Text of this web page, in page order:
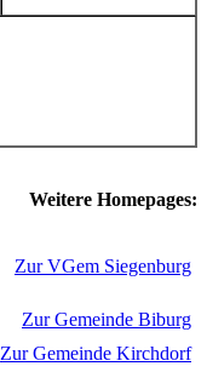
Weitere Homepages:
Zur VGem Siegenburg
Zur Gemeinde Biburg
Zur Gemeinde Kirchdorf